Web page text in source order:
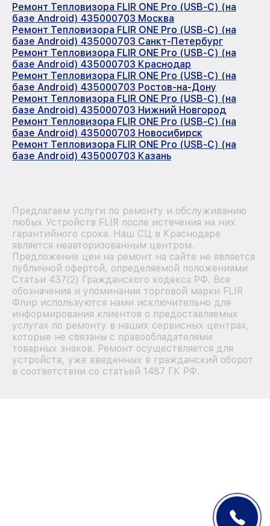
Ремонт Тепловизора FLIR ONE Pro (USB-C) (на
базе Android) 435000703 Москва
Ремонт Тепловизора FLIR ONE Pro (USB-C) (на
базе Android) 435000703 Санкт-Петербург
Ремонт Тепловизора FLIR ONE Pro (USB-C) (на
базе Android) 435000703 Краснодар
Ремонт Тепловизора FLIR ONE Pro (USB-C) (на
базе Android) 435000703 Ростов-на-Дону
Ремонт Тепловизора FLIR ONE Pro (USB-C) (на
базе Android) 435000703 Нижний Новгород
Ремонт Тепловизора FLIR ONE Pro (USB-C) (на
базе Android) 435000703 Новосибирск
Ремонт Тепловизора FLIR ONE Pro (USB-C) (на
базе Android) 435000703 Казань
Предлагаем услуги по ремонту и обслуживанию
любых Устройств FLIR после истечения на них
гарантийного срока. Наш СЦ в Краснодаре
является неавторизованным центром.
Предложение цен на ремонт на сайте не является
публичной офертой, определяемой положениями
Статьи 437(2) Гражданского кодекса РФ. Все
обозначения и упоминания торговой марки FLIR
Флир используются нами исключительно для
информирования клиентов о предоставляемых
услугах по ремонту в наших сервисных центрах,
которые не связаны с правообладателями
товарных знаков. Ремонт осуществляется для
устройств, уже введенных в гражданский оборот
в соответствии со статьей 1487 ГК РФ.